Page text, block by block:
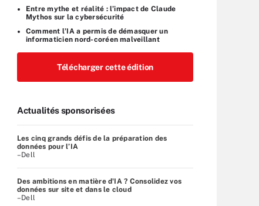
Entre mythe et réalité : l’impact de Claude
Mythos sur la cybersécurité
Comment l’IA a permis de démasquer un
informaticien nord-coréen malveillant
Télécharger cette édition
Actualités sponsorisées
Les cinq grands défis de la préparation des
données pour l’IA
–Dell
Des ambitions en matière d'IA ? Consolidez vos
données sur site et dans le cloud
–Dell